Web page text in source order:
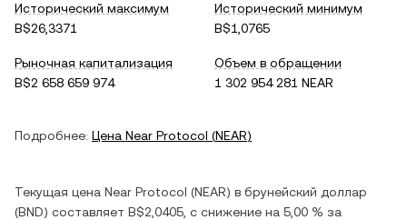
Исторический максимум
B$26,3371
Исторический минимум
B$1,0765
Рыночная капитализация
B$2 658 659 974
Объем в обращении
1 302 954 281 NEAR
Подробнее: Цена Near Protocol (NEAR)
Текущая цена Near Protocol (NEAR) в брунейский доллар
(BND) составляет B$2,0405 , c снижение на 5,00 % за